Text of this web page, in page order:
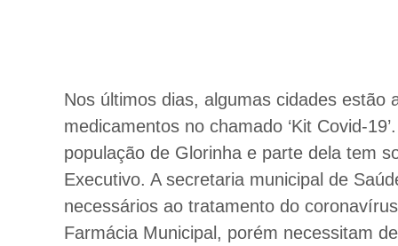
Nos últimos dias, algumas cidades estão
medicamentos no chamado ‘Kit Covid-
população de Glorinha e parte dela tem
Executivo. A secretaria municipal de
necessários ao tratamento do
Farmácia Municipal, porém necessitam